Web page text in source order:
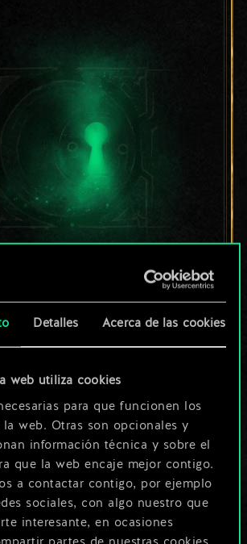
Detalles Acerca de las cookies
web utiliza cookies
para que funcionen los
la web. Otras son opcionales y
información técnica y sobre el
que la web encaje mejor contigo.
a contactar contigo, por ejemplo
sociales, con algo nuestro que
interesante, en ocasiones
ahora, solo es
conjunto de
compartido.
puede llegar a
mucho más!
a esta baraja y crear